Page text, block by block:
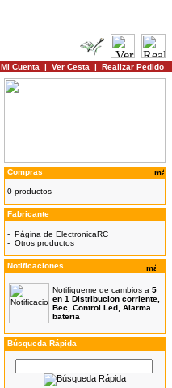
Mi Cuenta | Ver Cesta | Realizar Pedido
Compras
0 productos
Fabricante
- Página de ElectronicaRC
- Otros productos
Notificaciones
Notifiqueme de cambios a 5
en 1 Distribucion corriente,
Bec, Control Led, Alarma
bateria
Búsqueda Rápida